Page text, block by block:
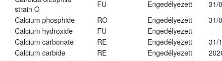
strain O
FU Engedélyezett
31/
Calcium phosphide
RO Engedélyezett
31/
Calcium hydroxide
FU Engedélyezett
-
Calcium carbonate
RE Engedélyezett
31/
Calcium carbide
RE Engedélyezett